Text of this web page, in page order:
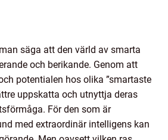
säga att den värld av smarta
och berikande. Genom att
potentialen hos olika ”smartaste
uppskatta och utnyttja deras
För den som är
med extraordinär intelligens kan